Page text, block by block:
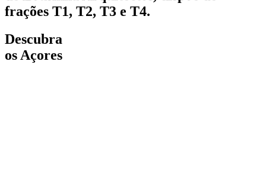
frações T1, T2, T3 e T4.
Descubra
os Açores